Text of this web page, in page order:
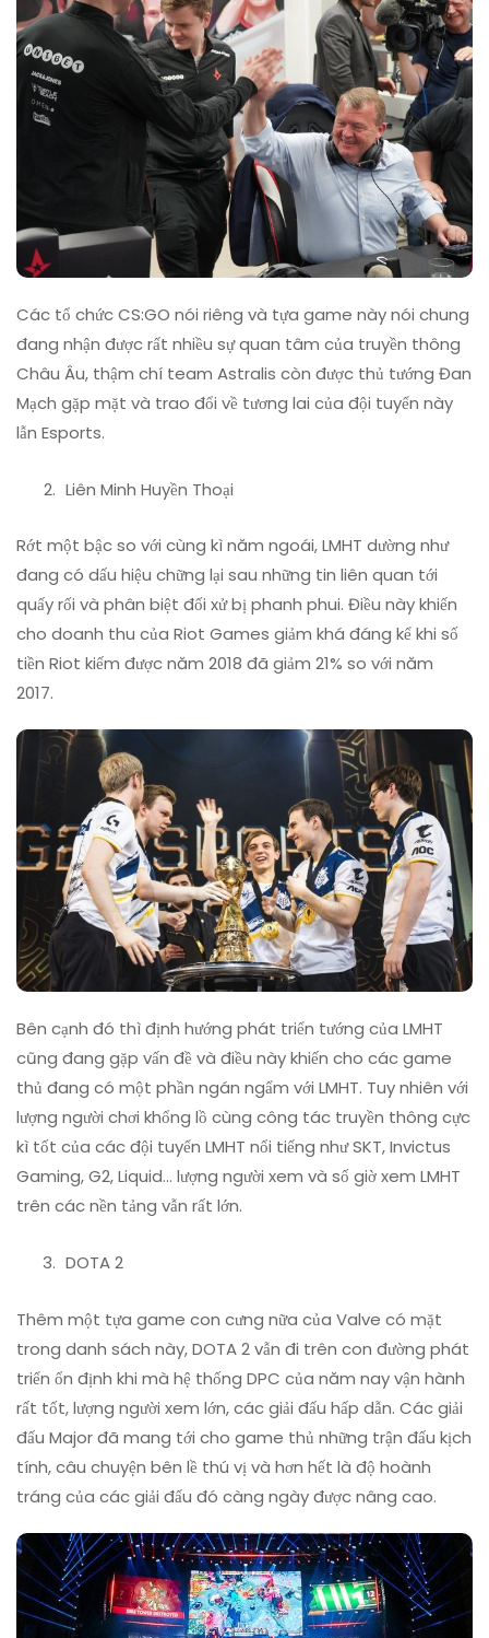
Các tổ chức CS:GO nói riêng và tựa game này nói chung
đang nhận được rất nhiều sự quan tâm của truyền thông
Châu Âu, thậm chí team Astralis còn được thủ tướng Đan
Mạch gặp mặt và trao đổi về tương lai của đội tuyển này
lẫn Esports.
Liên Minh Huyền Thoại
Rớt một bậc so với cùng kì năm ngoái, LMHT dường như
đang có dấu hiệu chững lại sau những tin liên quan tới
quấy rối và phân biệt đối xử bị phanh phui. Điều này khiến
cho doanh thu của Riot Games giảm khá đáng kể khi số
tiền Riot kiếm được năm 2018 đã giảm 21% so với năm
2017.
Bên cạnh đó thì định hướng phát triển tướng của LMHT
cũng đang gặp vấn đề và điều này khiến cho các game
thủ đang có một phần ngán ngẩm với LMHT. Tuy nhiên với
lượng người chơi khổng lồ cùng công tác truyền thông cực
kì tốt của các đội tuyển LMHT nổi tiếng như SKT, Invictus
Gaming, G2, Liquid… lượng người xem và số giờ xem LMHT
trên các nền tảng vẫn rất lớn.
DOTA 2
Thêm một tựa game con cưng nữa của Valve có mặt
trong danh sách này, DOTA 2 vẫn đi trên con đường phát
triển ổn định khi mà hệ thống DPC của năm nay vận hành
rất tốt, lượng người xem lớn, các giải đấu hấp dẫn. Các giải
đấu Major đã mang tới cho game thủ những trận đấu kịch
tính, câu chuyện bên lề thú vị và hơn hết là độ hoành
tráng của các giải đấu đó càng ngày được nâng cao.